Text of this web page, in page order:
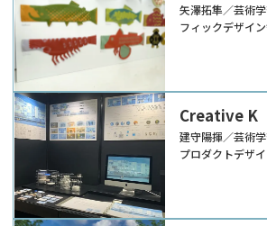
矢澤拓隼／芸術
フィックデザイ
Creative K
建守陽揮／芸術
プロダクトデザ